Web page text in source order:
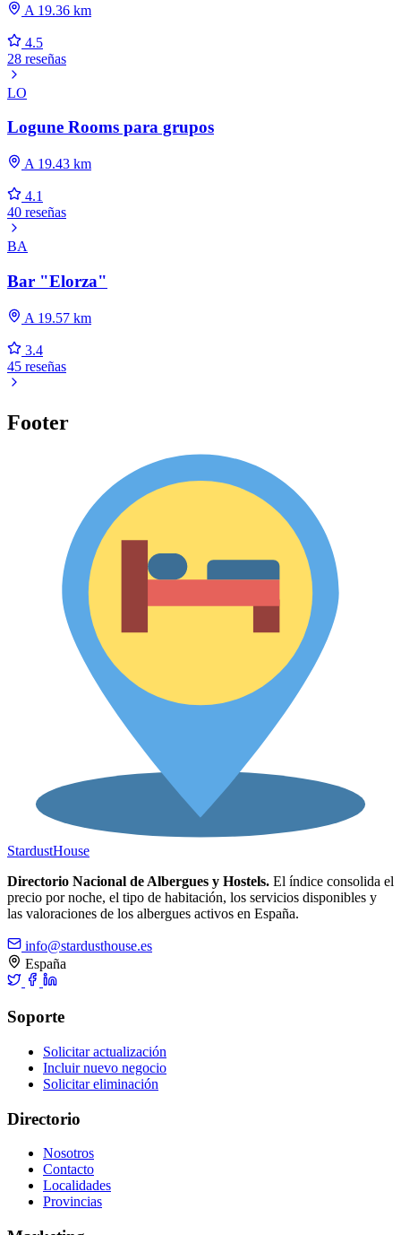
A 19.36 km
4.5
28 reseñas
LO
Logune Rooms para grupos
A 19.43 km
4.1
40 reseñas
BA
Bar "Elorza"
A 19.57 km
3.4
45 reseñas
Footer
StardustHouse
Directorio Nacional de Albergues y Hostels. El índice consolida el
precio por noche, el tipo de habitación, los servicios disponibles y
las valoraciones de los albergues activos en España.
info@stardusthouse.es
España
Soporte
Solicitar actualización
Incluir nuevo negocio
Solicitar eliminación
Directorio
Nosotros
Contacto
Localidades
Provincias